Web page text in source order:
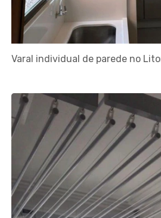
Varal individual de parede no